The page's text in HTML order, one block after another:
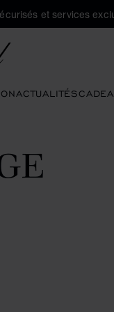
et services
ACTUALITÉS